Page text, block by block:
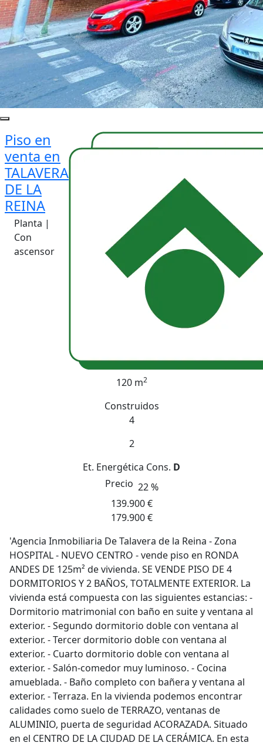
Piso en
venta en
TALAVERA
DE LA
REINA
Planta |
Con
ascensor
120 m2
Construidos
4
2
Et. Energética Cons. D
Precio 22 %
139.900 €
179.900 €
'Agencia Inmobiliaria De Talavera de la Reina - Zona
HOSPITAL - NUEVO CENTRO - vende piso en RONDA
ANDES DE 125m² de vivienda. SE VENDE PISO DE 4
DORMITORIOS Y 2 BAÑOS, TOTALMENTE EXTERIOR. La
vivienda está compuesta con las siguientes estancias: -
Dormitorio matrimonial con baño en suite y ventana al
exterior. - Segundo dormitorio doble con ventana al
exterior. - Tercer dormitorio doble con ventana al
exterior. - Cuarto dormitorio doble con ventana al
exterior. - Salón-comedor muy luminoso. - Cocina
amueblada. - Baño completo con bañera y ventana al
exterior. - Terraza. En la vivienda podemos encontrar
calidades como suelo de TERRAZO, ventanas de
ALUMINIO, puerta de seguridad ACORAZADA. Situado
en el CENTRO DE LA CIUDAD DE LA CERÁMICA. En esta